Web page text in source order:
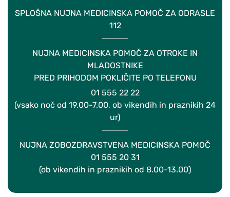
SPLOŠNA NUJNA MEDICINSKA POMOČ ZA ODRASLE
112
NUJNA MEDICINSKA POMOČ ZA OTROKE IN
MLADOSTNIKE
PRED PRIHODOM POKLIČITE PO TELEFONU
01 555 22 22
(vsako noč od 19.00-7.00, ob vikendih in praznikih 24
ur)
NUJNA ZOBOZDRAVSTVENA MEDICINSKA POMOČ
01 555 20 31
(ob vikendih in praznikih od 8.00-13.00)